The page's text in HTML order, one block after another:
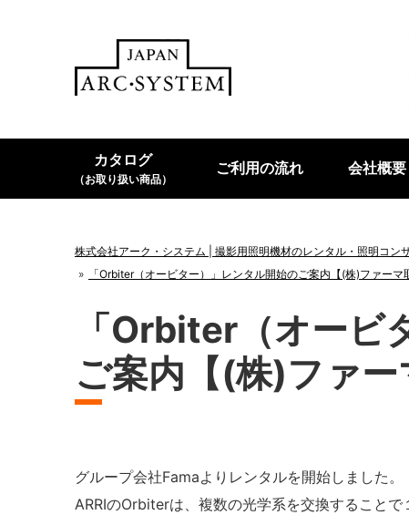
カタログ
（お取り扱い商品）
ご利用の流れ 会社概要
株式会社アーク・システム | 撮影用照明機材のレンタル・照明コン
「Orbiter（オービター）」レンタル開始のご案内【(株)ファーマ
「Orbiter（オービ
ご案内【(株)ファー
グループ会社Famaよりレンタルを開始しました。
ARRIのOrbiterは、複数の光学系を交換することで